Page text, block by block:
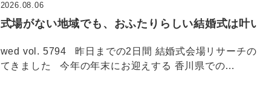
式場がない地域でも、おふたりらしい結婚式は叶
2026.08.06
wed vol. 5794 昨日までの2日間 結婚式会場リサーチの
てきました 今年の年末にお迎えする 香川県での…